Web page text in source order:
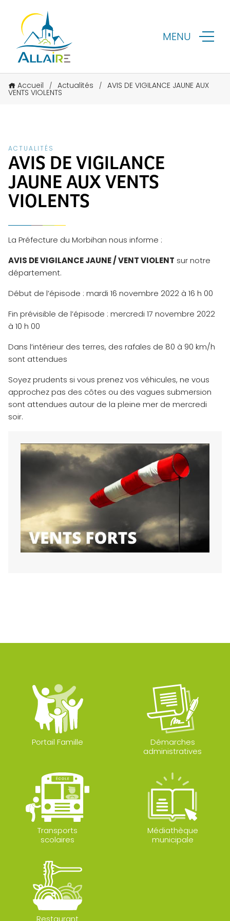
MENU
Accueil / Actualités / AVIS DE VIGILANCE JAUNE AUX
VENTS VIOLENTS
ACTUALITÉS
AVIS DE VIGILANCE
JAUNE AUX VENTS
VIOLENTS
La Préfecture du Morbihan nous informe :
AVIS DE VIGILANCE JAUNE / VENT VIOLENT sur notre
département.
Début de l’épisode : mardi 16 novembre 2022 à 16 h 00
Fin prévisible de l’épisode : mercredi 17 novembre 2022
à 10 h 00
Dans l’intérieur des terres, des rafales de 80 à 90 km/h
sont attendues
Soyez prudents si vous prenez vos véhicules, ne vous
approchez pas des côtes ou des vagues submersion
sont attendues autour de la pleine mer de mercredi
soir.
Portail Famille
Démarches
administratives
Transports
scolaires
Médiathèque
municipale
Restaurant